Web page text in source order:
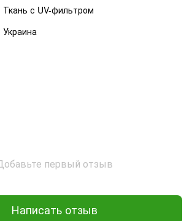
Ткань с UV-фильтром
Украина
первый отзыв
Написать отзыв